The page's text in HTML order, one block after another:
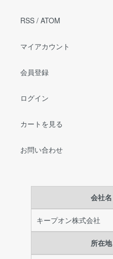
RSS / ATOM
マイアカウント
会員登録
ログイン
カートを見る
お問い合わせ
会社名
キープオン株式会社
所在地